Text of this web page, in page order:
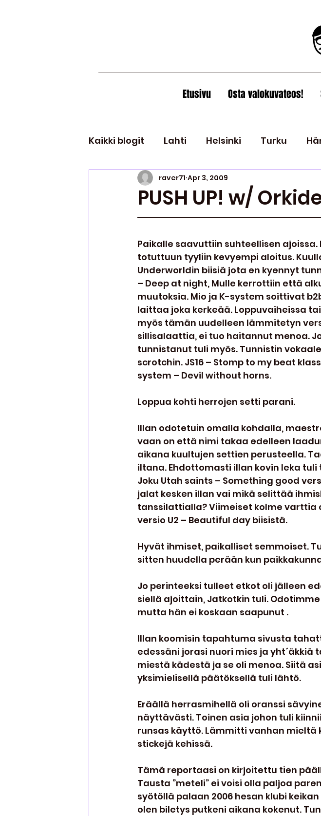
Etusivu Osta valokuvateos!
Kaikki blogit Lahti Helsinki Turku
Muut bilekaupungit Joensuu
2012
PUSH UP! w/
raver71 Apr 3, 2009
Paikalle saavuttiin suhteellisen ajoissa.
totuttuun tyyliin kevyempi aloitus.
Underworldin biisiä jota en kyennyt
– Deep at night, Mulle kerrottiin että
muutoksia. Mio ja K-system soittivat
laittaa joka kerkeää. Loppuvaiheissa
myös tämän uudelleen lämmitetyn
sillisalaattia, ei tuo haitannut menoa.
tunnistanut tuli myös. Tunnistin
scrotchin. JS16 – Stomp to my beat
system – Devil without horns.
Loppua kohti herrojen setti parani.
Illan odotetuin omalla kohdalla,
vaan on että nimi takaa edelleen
aikana kuultujen settien perusteella.
iltana. Ehdottomasti illan kovin leka tuli
Joku Utah saints – Something good
jalat kesken illan vai mikä selittää
tanssilattialla? Viimeiset kolme varttia
versio U2 – Beautiful day biisistä.
Hyvät ihmiset, paikalliset semmoiset.
sitten huudella perään kun
Jo perinteeksi tulleet etkot oli jälleen
siellä ajoittain, Jatkotkin tuli.
mutta hän ei koskaan saapunut .
Illan koomisin tapahtuma sivusta
edessäni jorasi nuori mies ja
miestä kädestä ja se oli menoa. Siitä
yksimielisellä päätöksellä tuli lähtö.
Eräällä herrasmihellä oli oranssi
näyttävästi. Toinen asia johon tuli
runsas käyttö. Lämmitti vanhan
stickejä kehissä.
Tämä reportaasi on kirjoitettu tien
Tausta ”meteli” ei voisi olla paljoa
syötöllä palaan 2006 hesan klubi
olen biletys putkeni aikana kokenut.